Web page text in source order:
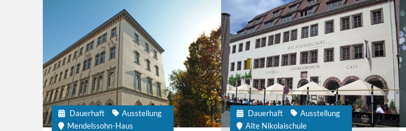
Dauerhaft
Ausstellung
Mendelssohn-Haus
Dauerhaft
Ausstellung
Alte Nikolaischule